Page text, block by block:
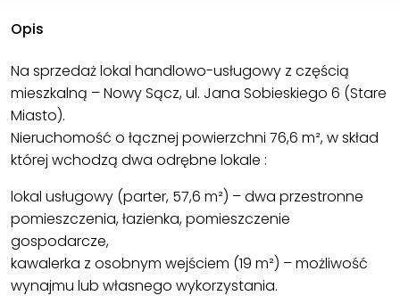
Opis
Na sprzedaż lokal handlowo-usługowy z częścią
mieszkalną – Nowy Sącz, ul. Jana Sobieskiego 6 (Stare
Miasto).
Nieruchomość o łącznej powierzchni 76,6 m², w skład
której wchodzą dwa odrębne lokale :
lokal usługowy (parter, 57,6 m²) – dwa przestronne
pomieszczenia, łazienka, pomieszczenie
gospodarcze,
kawalerka z osobnym wejściem (19 m²) – możliwość
wynajmu lub własnego wykorzystania.